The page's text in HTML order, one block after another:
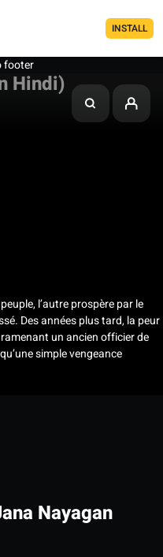
INSTALL
footer
Hindi)
l’autre prospère par le
Des années plus tard, la peur
un ancien officier de
simple vengeance
Nayagan